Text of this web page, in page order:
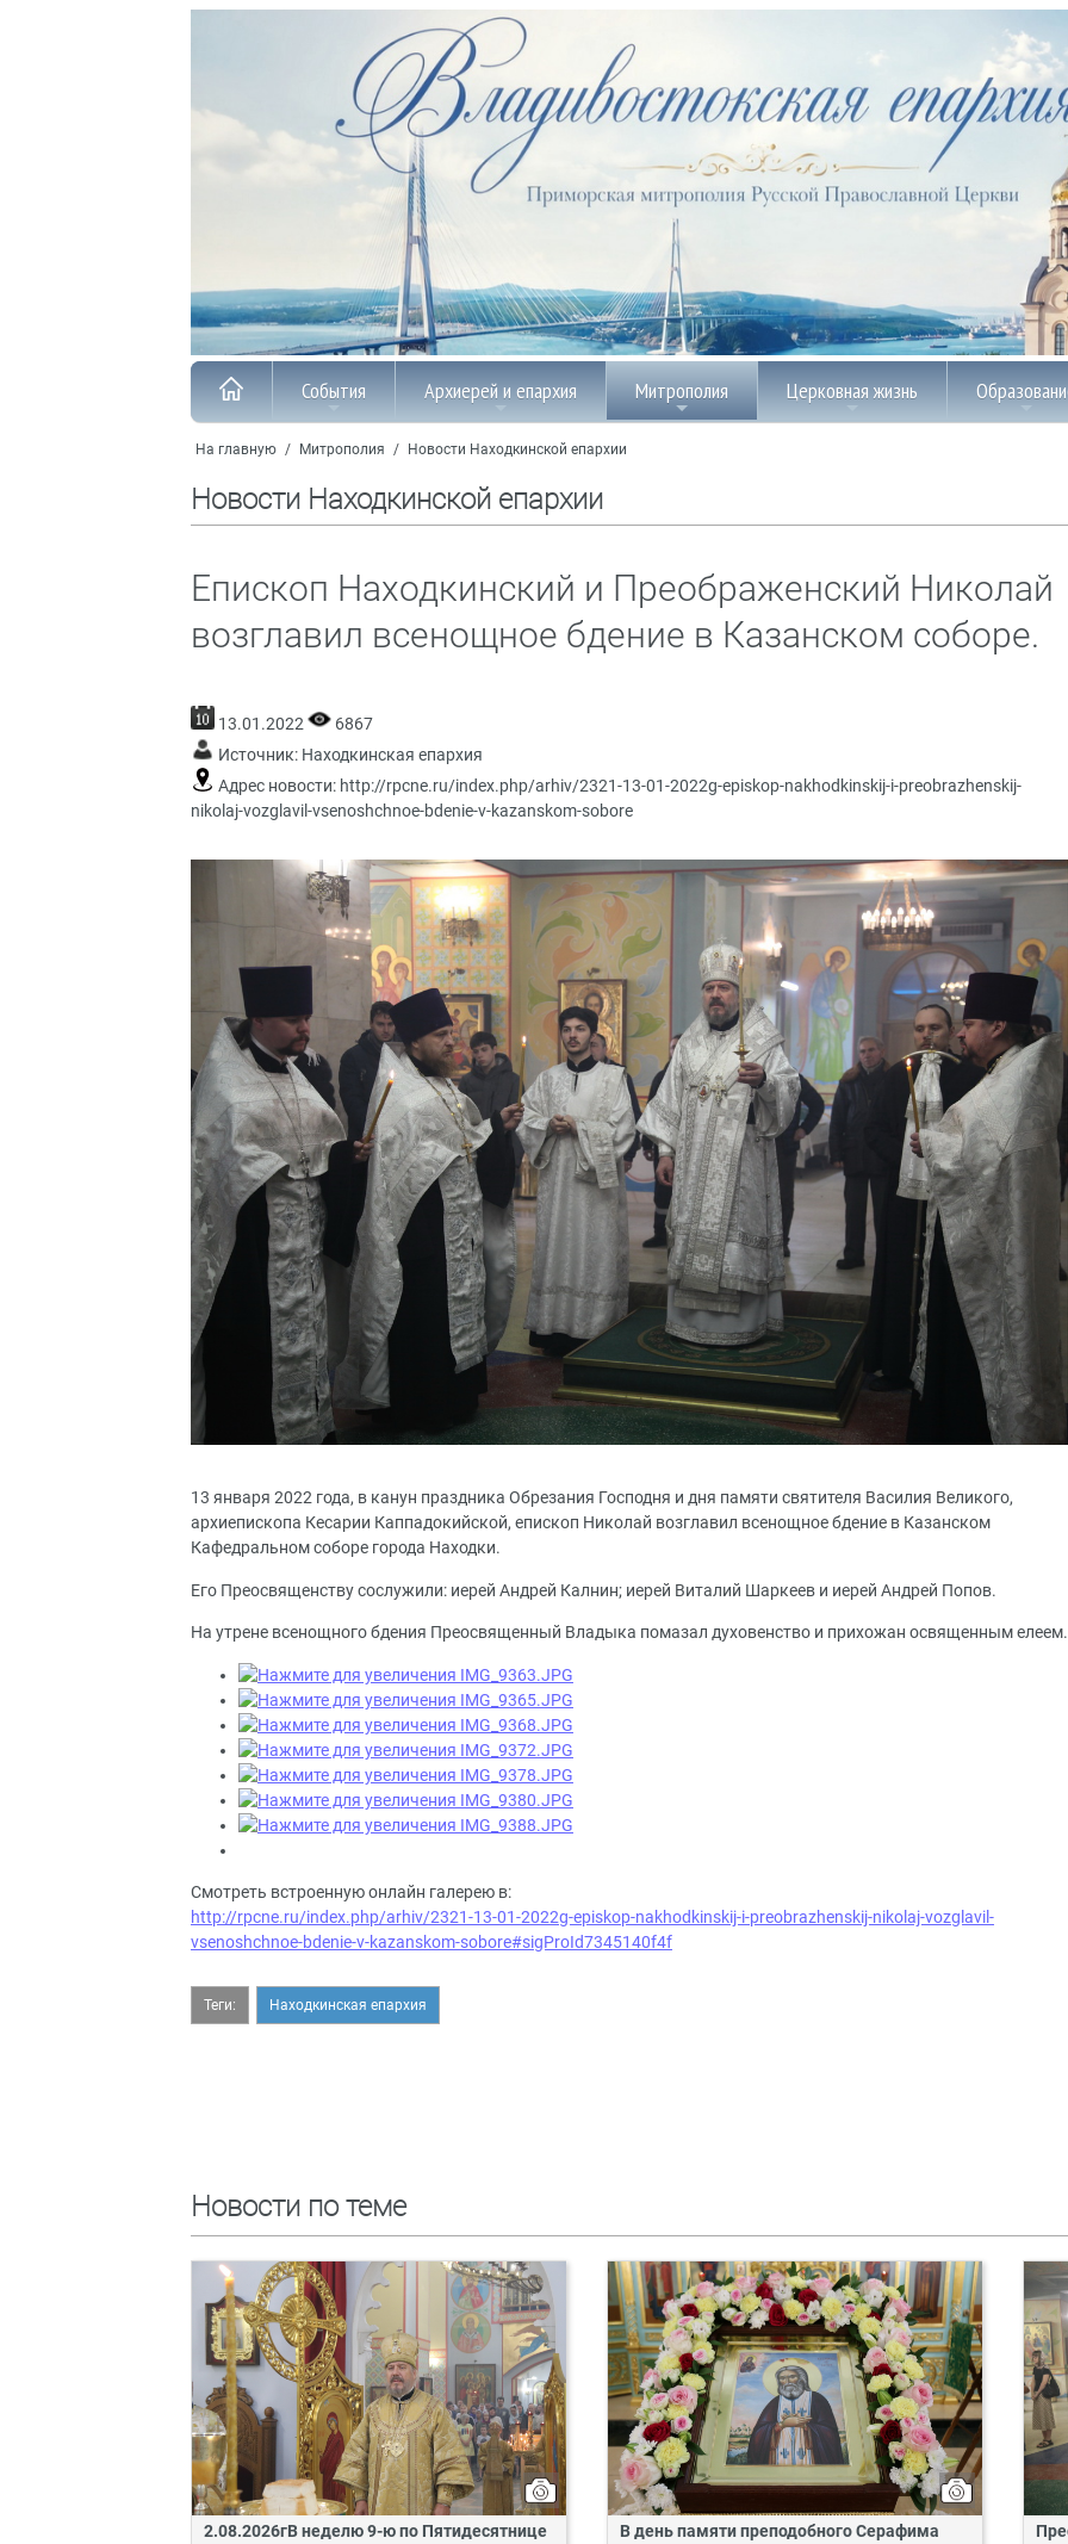
События Архиерей и епархия Митрополия Церковная жизнь
На главную / Митрополия / Новости Находкинской епархии
Новости Находкинской епархии
Епископ Находкинский и Преображенский Николай
возглавил всенощное бдение в Казанском соборе.
13.01.2022
6867
Источник: Находкинская епархия
Адрес новости: http://rpcne.ru/index.php/arhiv/2321-13-01-2022g-episkop-nakhodkinskij-i-preobrazhenskij-
nikolaj-vozglavil-vsenoshchnoe-bdenie-v-kazanskom-sobore
13 января 2022 года, в канун праздника Обрезания Господня и дня памяти святителя Василия Великого,
архиепископа Кесарии Каппадокийской, епископ Николай возглавил всенощное бдение в Казанском
Кафедральном соборе города Находки.
Его Преосвященству сослужили: иерей Андрей Калнин; иерей Виталий Шаркеев и иерей Андрей Попов.
На утрене всенощного бдения Преосвященный Владыка помазал духовенство и прихожан освященным елеем.
Смотреть встроенную онлайн галерею в:
http://rpcne.ru/index.php/arhiv/2321-13-01-2022g-episkop-nakhodkinskij-i-preobrazhenskij-nikolaj-vozglavil-
vsenoshchnoe-bdenie-v-kazanskom-sobore#sigProId7345140f4f
Теги: Находкинская епархия
Новости по теме
2.08.2026гВ неделю 9-ю по Пятидесятнице
В день памяти преподобного Серафима